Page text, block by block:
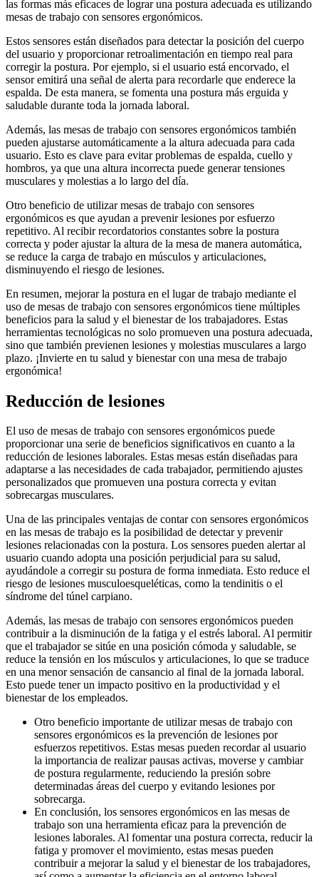
las formas más eficaces de lograr una postura adecuada es utilizando
mesas de trabajo con sensores ergonómicos.
Estos sensores están diseñados para detectar la posición del cuerpo
del usuario y proporcionar retroalimentación en tiempo real para
corregir la postura. Por ejemplo, si el usuario está encorvado, el
sensor emitirá una señal de alerta para recordarle que enderece la
espalda. De esta manera, se fomenta una postura más erguida y
saludable durante toda la jornada laboral.
Además, las mesas de trabajo con sensores ergonómicos también
pueden ajustarse automáticamente a la altura adecuada para cada
usuario. Esto es clave para evitar problemas de espalda, cuello y
hombros, ya que una altura incorrecta puede generar tensiones
musculares y molestias a lo largo del día.
Otro beneficio de utilizar mesas de trabajo con sensores
ergonómicos es que ayudan a prevenir lesiones por esfuerzo
repetitivo. Al recibir recordatorios constantes sobre la postura
correcta y poder ajustar la altura de la mesa de manera automática,
se reduce la carga de trabajo en músculos y articulaciones,
disminuyendo el riesgo de lesiones.
En resumen, mejorar la postura en el lugar de trabajo mediante el
uso de mesas de trabajo con sensores ergonómicos tiene múltiples
beneficios para la salud y el bienestar de los trabajadores. Estas
herramientas tecnológicas no solo promueven una postura adecuada,
sino que también previenen lesiones y molestias musculares a largo
plazo. ¡Invierte en tu salud y bienestar con una mesa de trabajo
ergonómica!
Reducción de lesiones
El uso de mesas de trabajo con sensores ergonómicos puede
proporcionar una serie de beneficios significativos en cuanto a la
reducción de lesiones laborales. Estas mesas están diseñadas para
adaptarse a las necesidades de cada trabajador, permitiendo ajustes
personalizados que promueven una postura correcta y evitan
sobrecargas musculares.
Una de las principales ventajas de contar con sensores ergonómicos
en las mesas de trabajo es la posibilidad de detectar y prevenir
lesiones relacionadas con la postura. Los sensores pueden alertar al
usuario cuando adopta una posición perjudicial para su salud,
ayudándole a corregir su postura de forma inmediata. Esto reduce el
riesgo de lesiones musculoesqueléticas, como la tendinitis o el
síndrome del túnel carpiano.
Además, las mesas de trabajo con sensores ergonómicos pueden
contribuir a la disminución de la fatiga y el estrés laboral. Al permitir
que el trabajador se sitúe en una posición cómoda y saludable, se
reduce la tensión en los músculos y articulaciones, lo que se traduce
en una menor sensación de cansancio al final de la jornada laboral.
Esto puede tener un impacto positivo en la productividad y el
bienestar de los empleados.
Otro beneficio importante de utilizar mesas de trabajo con
sensores ergonómicos es la prevención de lesiones por
esfuerzos repetitivos. Estas mesas pueden recordar al usuario
la importancia de realizar pausas activas, moverse y cambiar
de postura regularmente, reduciendo la presión sobre
determinadas áreas del cuerpo y evitando lesiones por
sobrecarga.
En conclusión, los sensores ergonómicos en las mesas de
trabajo son una herramienta eficaz para la prevención de
lesiones laborales. Al fomentar una postura correcta, reducir la
fatiga y promover el movimiento, estas mesas pueden
contribuir a mejorar la salud y el bienestar de los trabajadores,